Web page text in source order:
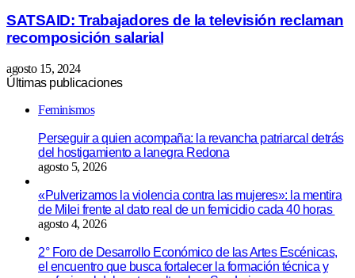
SATSAID: Trabajadores de la televisión reclaman
recomposición salarial
agosto 15, 2024
Últimas publicaciones
Feminismos
Perseguir a quien acompaña: la revancha patriarcal detrás
del hostigamiento a lanegra Redona
agosto 5, 2026
«Pulverizamos la violencia contra las mujeres»: la mentira
de Milei frente al dato real de un femicidio cada 40 horas
agosto 4, 2026
2° Foro de Desarrollo Económico de las Artes Escénicas,
el encuentro que busca fortalecer la formación técnica y